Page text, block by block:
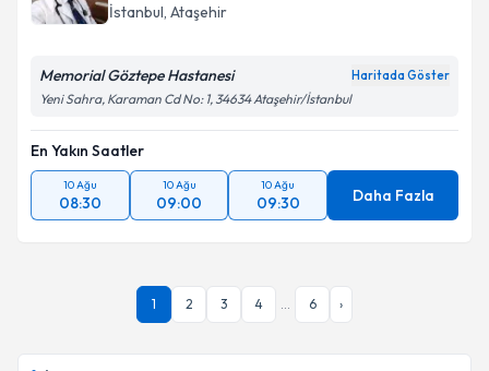
İstanbul, Ataşehir
Memorial Göztepe Hastanesi Haritada Göster
Yeni Sahra, Karaman Cd No: 1, 34634 Ataşehir/İstanbul
En Yakın Saatler
10 Ağu
08:30
10 Ağu
09:00
10 Ağu
09:30 Daha Fazla
1 2 3 4 ... 6 ›